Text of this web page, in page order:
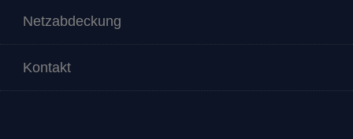
Netzabdeckung
Kontakt